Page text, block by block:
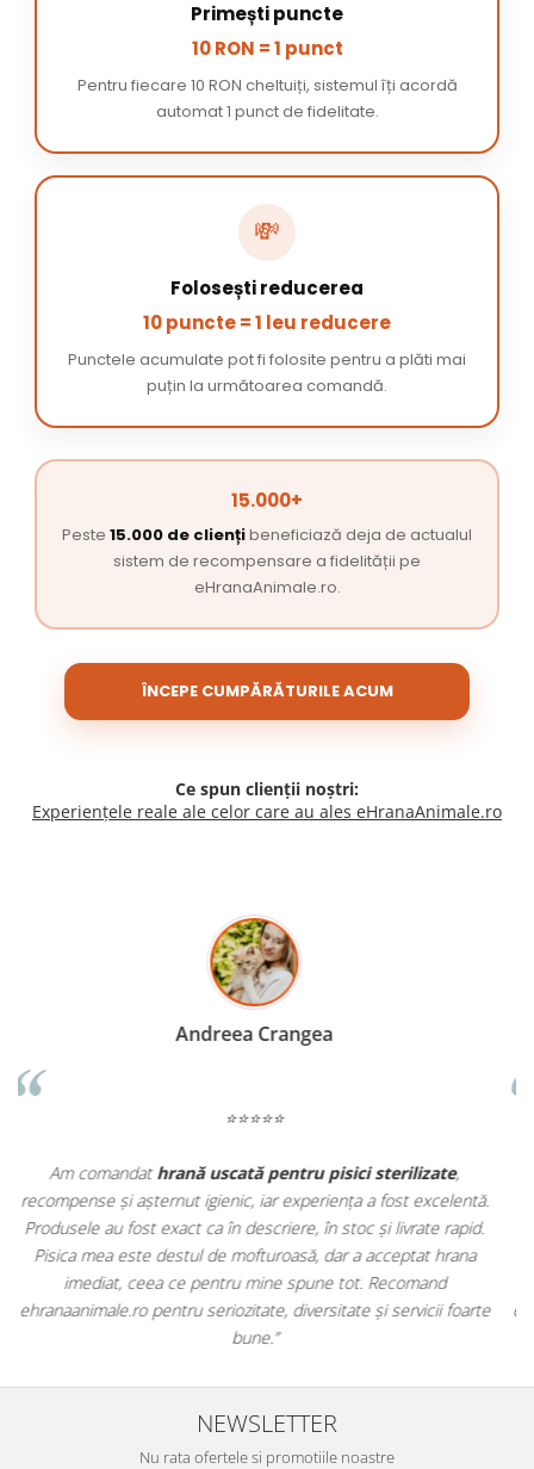
Primești puncte
10 RON = 1 punct
Pentru fiecare 10 RON cheltuiți, sistemul îți acordă
automat 1 punct de fidelitate.
💸
Folosești reducerea
10 puncte = 1 leu reducere
Punctele acumulate pot fi folosite pentru a plăti mai
puțin la următoarea comandă.
15.000+
Peste 15.000 de cliențibeneficiază deja de actualul
sistem de recompensare a fidelității pe
eHranaAnimale.ro.
ÎNCEPE CUMPĂRĂTURILE ACUM
Ce spun clienții noștri:
Experiențele reale ale celor care au ales eHranaAnimale.ro
Madalina Stancea
⭐⭐⭐⭐⭐
Apreciez foarte mult faptul că peehranaanimale.rogăsesc nu
doar hrană, ci și produse dinfarmacia veterinară:
antiparazitare, suplimente și soluții de îngrijire. Este foarte
comod să pot comanda tot ce am nevoie pentru animalul meu
dintr-un singur loc. Livrarea a fost rapidă, iar produsele au fost
originale și în termen. Magazin serios, bine organizat și foarte util
pentru orice stăpân de animale.
NEWSLETTER
Nu rata ofertele si promotiile noastre